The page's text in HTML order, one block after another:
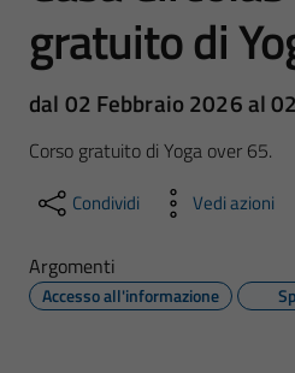
gratuito di
dal 02 Febbraio 2026 al
Corso gratuito di Yoga over 65.
Condividi Vedi azioni
Argomenti
Accesso all'informazione